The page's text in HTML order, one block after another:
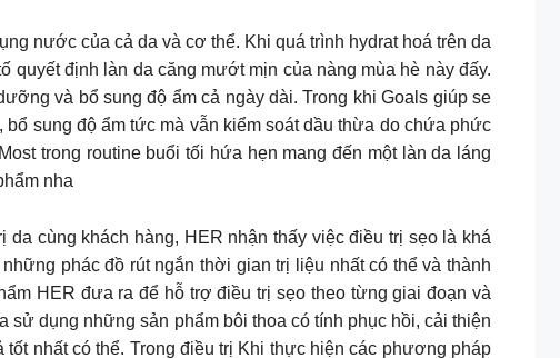
nước của cả da và cơ thể. Khi quá trình hydrat hoá trên da
quyết định làn da căng mướt mịn của nàng mùa hè này đấy.
và bổ sung độ ẩm cả ngày dài. Trong khi Goals giúp se
sung độ ẩm tức mà vẫn kiểm soát dầu thừa do chứa phức
trong routine buổi tối hứa hẹn mang đến một làn da láng
nha
cùng khách hàng, HER nhận thấy việc điều trị sẹo là khá
phác đồ rút ngắn thời gian trị liệu nhất có thể và thành
HER đưa ra để hỗ trợ điều trị sẹo theo từng giai đoạn và
dụng những sản phẩm bôi thoa có tính phục hồi, cải thiện
nhất có thể. Trong điều trị Khi thực hiện các phương pháp